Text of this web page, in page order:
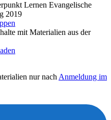
Lernen Evangelische
2019
mit Materialien aus der
nur nach Anmeldung im